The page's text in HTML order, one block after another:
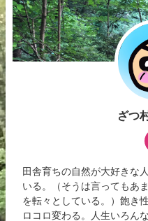
ざつ
田舎育ちの自然が大好きな
いる。（そうは言ってもあ
を転々としている。）飽き
ロコロ変わる。人生いろん